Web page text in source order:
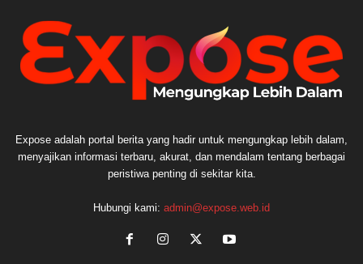
Expose adalah portal berita yang hadir untuk mengungkap lebih dalam,
menyajikan informasi terbaru, akurat, dan mendalam tentang berbagai
peristiwa penting di sekitar kita.
Hubungi kami: admin@expose.web.id